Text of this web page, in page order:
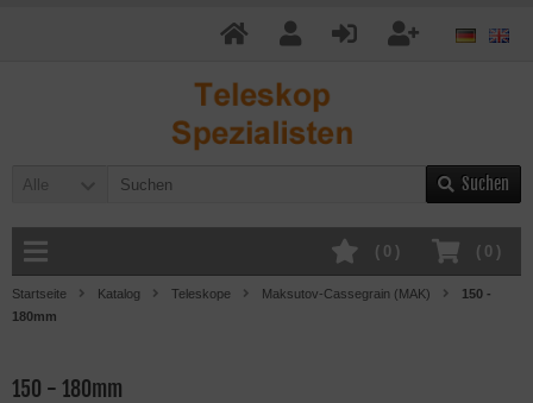
Alle Suchen
( 0 )
( 0 )
Startseite Katalog Teleskope Maksutov-Cassegrain (MAK)
150 -
180mm
150 - 180mm